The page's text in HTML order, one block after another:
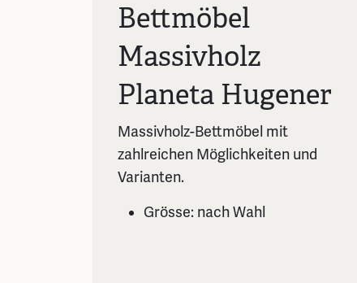
Bettmöbel
Massivholz
Planeta Hugener
Massivholz-Bettmöbel mit
zahlreichen Möglichkeiten und
Varianten.
Grösse: nach Wahl